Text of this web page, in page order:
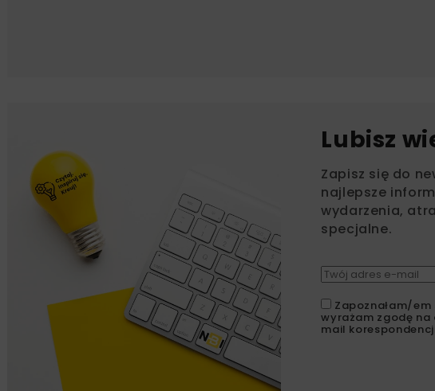
Lubisz
Zapisz się do
najlepsze
wydarzenia,
specjalne.
Zapoznałam/em
wyrażam zgodę
mail